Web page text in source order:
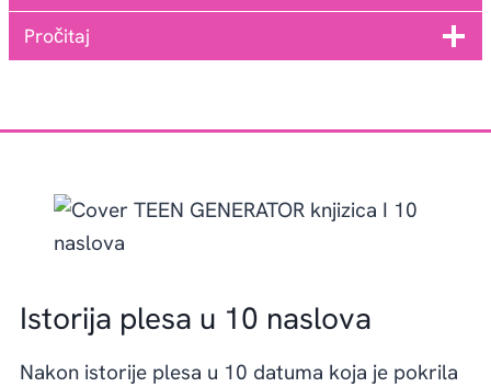
Pročitaj
Istorija plesa u 10 naslova
Nakon istorije plesa u 10 datuma koja je pokrila